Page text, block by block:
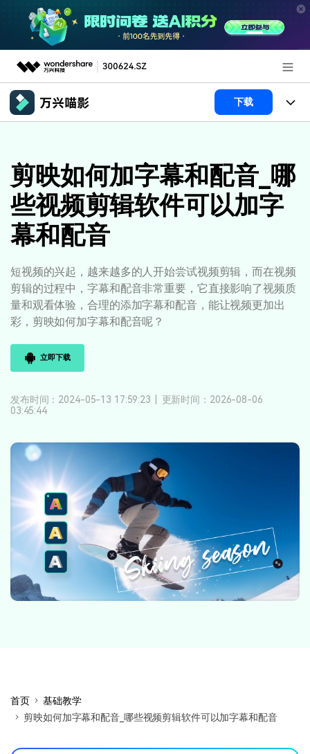
推荐产品
新闻中心
关于万兴
加入我们
帮助中心
客服热线： 4000-300624
下载
产品系统
产品功能
AI功能
视频/照片
AI 文本转视频 NEW
AI 绘画
AI 视频续写 NEW
文本
解决方案
政企服务
专业创作人群
品牌合作故事
使用教程
文章资讯
其他
帮助中心
产品支持
登录
剪映如何加字幕和配音_哪
些视频剪辑软件可以加字
幕和配音
短视频的兴起，越来越多的人开始尝试视频剪辑，而在视频
剪辑的过程中，字幕和配音非常重要，它直接影响了视频质
量和观看体验，合理的添加字幕和配音，能让视频更加出
彩，剪映如何加字幕和配音呢？
立即下载
发布时间：2024-05-13 17:59:23
更新时间：2026-08-06
03:45:44
首页
基础教学
剪映如何加字幕和配音_哪些视频剪辑软件可以加字幕和配音